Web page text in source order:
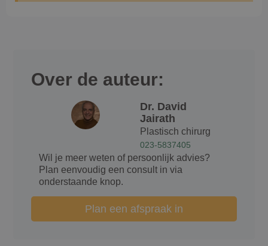
Over de auteur:
Dr. David
Jairath
Plastisch chirurg
023-5837405
Wil je meer weten of persoonlijk advies?
Plan eenvoudig een consult in via
onderstaande knop.
Plan een afspraak in
Google Privacy Policy